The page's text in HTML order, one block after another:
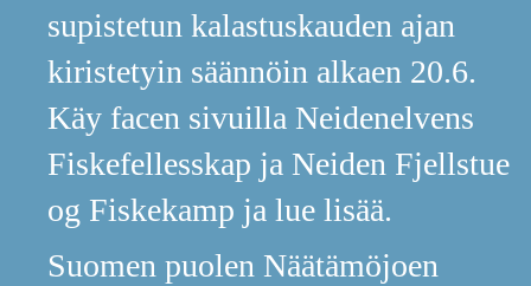
supistetun kalastuskauden ajan
kiristetyin säännöin alkaen 20.6.
Käy facen sivuilla Neidenelvens
Fiskefellesskap ja Neiden Fjellstue
og Fiskekamp ja lue lisää.
Suomen puolen Näätämöjoen